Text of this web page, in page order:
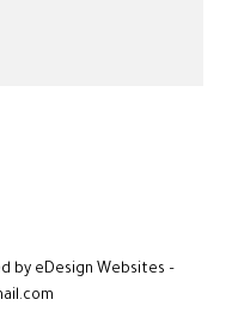
by eDesign Websites –